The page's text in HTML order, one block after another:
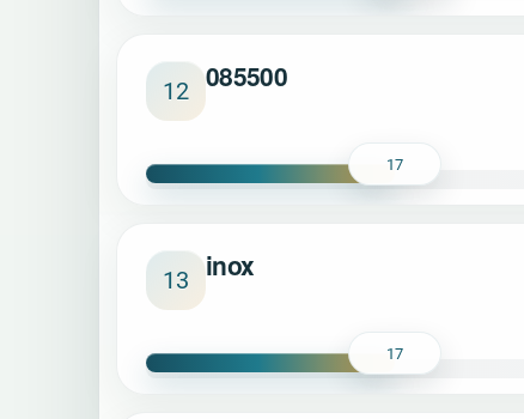
12 085500
17
13 inox
17